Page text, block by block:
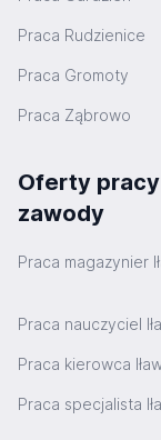
Praca Rudzienice
Praca Gromoty
Praca Ząbrowo
Oferty pracy
zawody
Praca magazynier
Praca nauczyciel
Praca kierowca
Praca specjalista